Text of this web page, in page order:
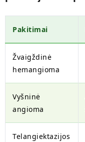
Pakitimai
Žvaigždinė
hemangioma
Vyšninė
angioma
Telangiektazijos